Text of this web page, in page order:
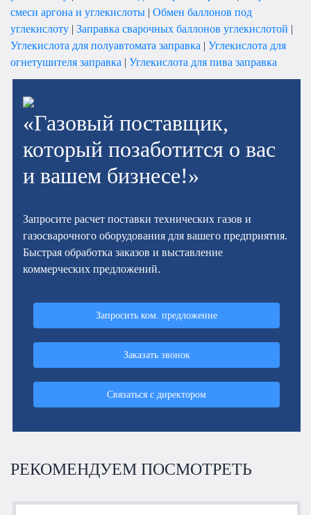
смеси аргона и углекислоты | Обмен баллонов под
углекислоту | Заправка сварочных баллонов углекислотой |
Углекислота для полуавтомата заправка | Углекислота для
огнетушителя заправка | Углекислота для пива заправка
«Газовый поставщик,
который позаботится о вас
и вашем бизнесе!»
Запросите расчет поставки технических газов и
газосварочного оборудования для вашего предприятия.
Быстрая обработка заказов и выставление
коммерческих предложений.
Запросить ком. предложение
Заказать звонок
Связаться с директором
РЕКОМЕНДУЕМ ПОСМОТРЕТЬ